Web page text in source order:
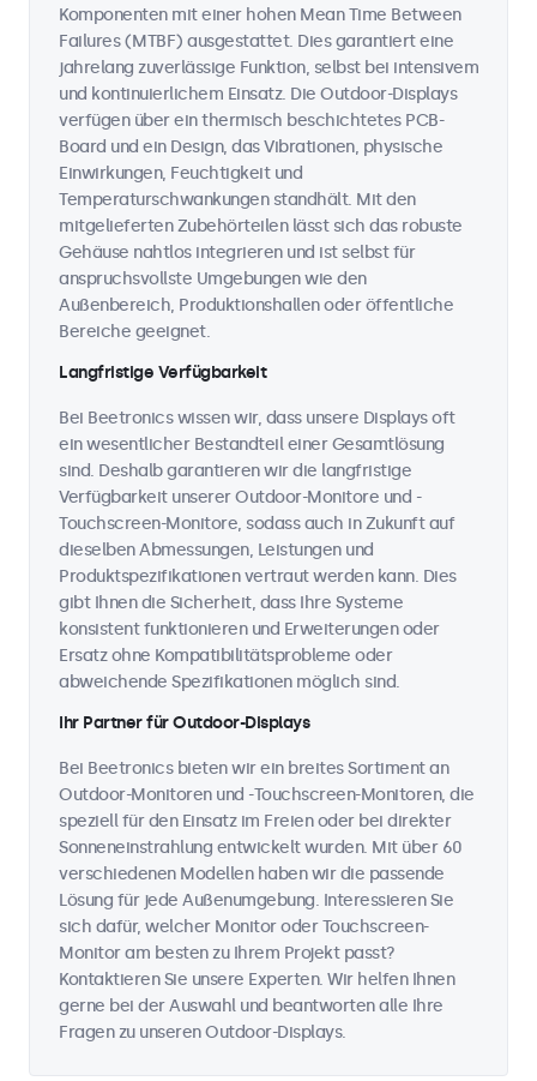
Komponenten mit einer hohen Mean Time Between
Failures (MTBF) ausgestattet. Dies garantiert eine
jahrelang zuverlässige Funktion, selbst bei intensivem
und kontinuierlichem Einsatz. Die Outdoor-Displays
verfügen über ein thermisch beschichtetes PCB-
Board und ein Design, das Vibrationen, physische
Einwirkungen, Feuchtigkeit und
Temperaturschwankungen standhält. Mit den
mitgelieferten Zubehörteilen lässt sich das robuste
Gehäuse nahtlos integrieren und ist selbst für
anspruchsvollste Umgebungen wie den
Außenbereich, Produktionshallen oder öffentliche
Bereiche geeignet.
Langfristige Verfügbarkeit
Bei Beetronics wissen wir, dass unsere Displays oft
ein wesentlicher Bestandteil einer Gesamtlösung
sind. Deshalb garantieren wir die langfristige
Verfügbarkeit unserer Outdoor-Monitore und -
Touchscreen-Monitore, sodass auch in Zukunft auf
dieselben Abmessungen, Leistungen und
Produktspezifikationen vertraut werden kann. Dies
gibt Ihnen die Sicherheit, dass Ihre Systeme
konsistent funktionieren und Erweiterungen oder
Ersatz ohne Kompatibilitätsprobleme oder
abweichende Spezifikationen möglich sind.
Ihr Partner für Outdoor-Displays
Bei Beetronics bieten wir ein breites Sortiment an
Outdoor-Monitoren und -Touchscreen-Monitoren, die
speziell für den Einsatz im Freien oder bei direkter
Sonneneinstrahlung entwickelt wurden. Mit über 60
verschiedenen Modellen haben wir die passende
Lösung für jede Außenumgebung. Interessieren Sie
sich dafür, welcher Monitor oder Touchscreen-
Monitor am besten zu Ihrem Projekt passt?
Kontaktieren Sie unsere Experten. Wir helfen Ihnen
gerne bei der Auswahl und beantworten alle Ihre
Fragen zu unseren Outdoor-Displays.